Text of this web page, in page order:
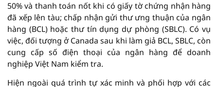
50% và thanh toán nốt khi có giấy tờ chứng nhận hàng
đã xếp lên tàu; chấp nhận gửi thư ưng thuận của ngân
hàng (BCL) hoặc thư tín dụng dự phòng (SBLC). Có vụ
việc, đối tượng ở Canada sau khi làm giả BCL, SBLC, còn
cung cấp số điện thoại của ngân hàng để doanh
nghiệp Việt Nam kiểm tra.
Hiện ngoài quá trình tự xác minh và phối hợp với các